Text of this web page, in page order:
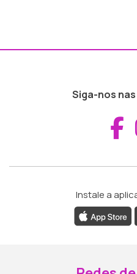
Siga-nos
Instale a